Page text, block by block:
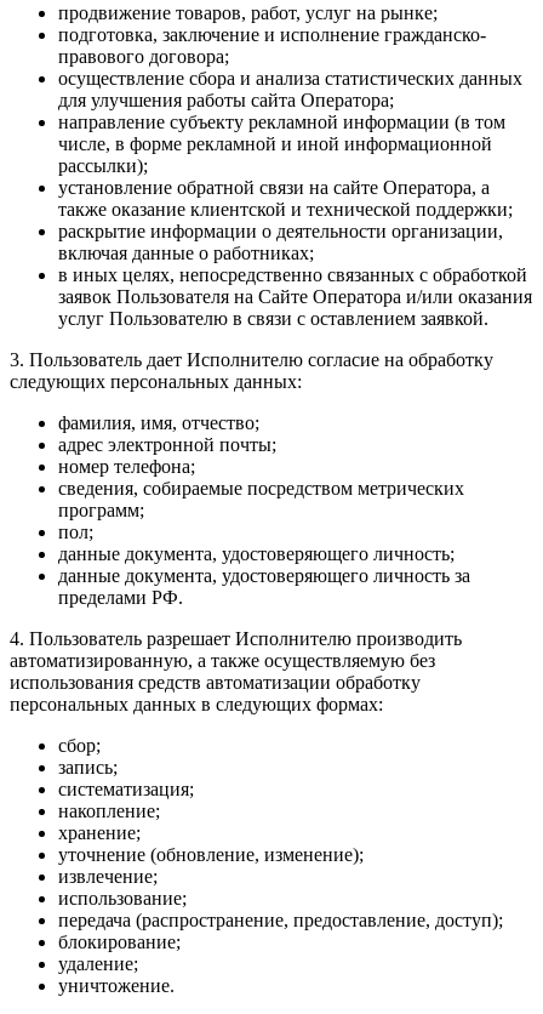
продвижение товаров, работ, услуг на рынке;
подготовка, заключение и исполнение гражданско-
правового договора;
осуществление сбора и анализа статистических данных
для улучшения работы сайта Оператора;
направление субъекту рекламной информации (в том
числе, в форме рекламной и иной информационной
рассылки);
установление обратной связи на сайте Оператора, а
также оказание клиентской и технической поддержки;
раскрытие информации о деятельности организации,
включая данные о работниках;
в иных целях, непосредственно связанных с обработкой
заявок Пользователя на Сайте Оператора и/или оказания
услуг Пользователю в связи с оставлением заявкой.
3. Пользователь дает Исполнителю согласие на обработку
следующих персональных данных:
фамилия, имя, отчество;
адрес электронной почты;
номер телефона;
сведения, собираемые посредством метрических
программ;
пол;
данные документа, удостоверяющего личность;
данные документа, удостоверяющего личность за
пределами РФ.
4. Пользователь разрешает Исполнителю производить
автоматизированную, а также осуществляемую без
использования средств автоматизации обработку
персональных данных в следующих формах:
сбор;
запись;
систематизация;
накопление;
хранение;
уточнение (обновление, изменение);
извлечение;
использование;
передача (распространение, предоставление, доступ);
блокирование;
удаление;
уничтожение.